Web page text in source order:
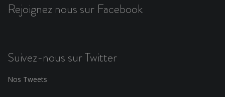
Rejoignez nous sur Facebook
Suivez-nous sur Twitter
Nos Tweets